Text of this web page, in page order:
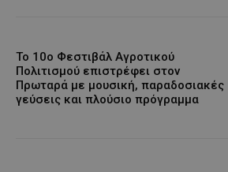
Το 10ο Φεστιβάλ Αγροτικού
Πολιτισμού επιστρέφει στον
Πρωταρά με μουσική, παραδοσιακές
γεύσεις και πλούσιο πρόγραμμα